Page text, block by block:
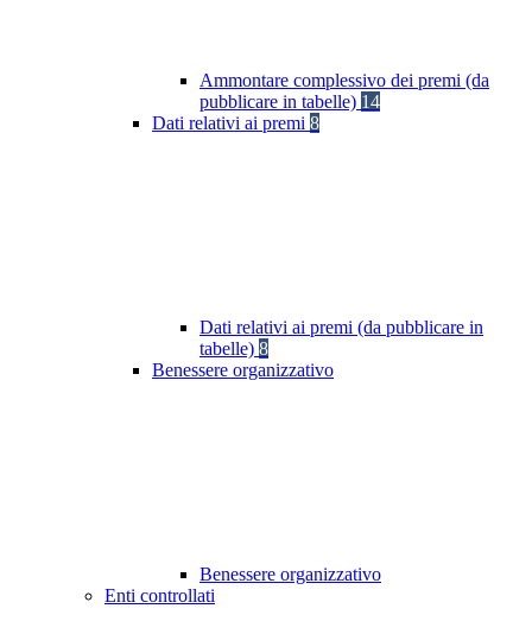
Ammontare complessivo dei premi (da
pubblicare in tabelle) 14
Dati relativi ai premi 8
Dati relativi ai premi (da pubblicare in
tabelle) 8
Benessere organizzativo
Benessere organizzativo
Enti controllati